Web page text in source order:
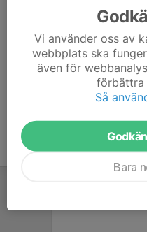
på onsdagen för att det
www.wtrl.racing/
Vi använder oss av
webbplats ska
även för
förbättra
Så
Bara